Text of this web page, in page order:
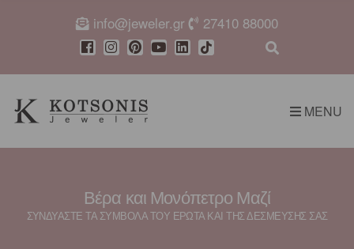
info@jeweler.gr 27410 88000
r
p
s
c
MENU
Βέρα και Μονόπετρο Μαζί
ΣΥΝΔΥΑΣΤΕ ΤΑ ΣΥΜΒΟΛΑ ΤΟΥ ΕΡΩΤΑ ΚΑΙ ΤΗΣ ΔΕΣΜΕΥΣΗΣ ΣΑΣ